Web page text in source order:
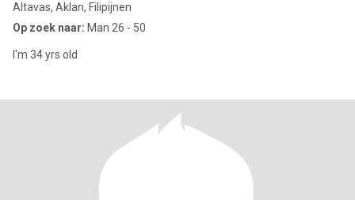
Altavas, Aklan, Filipijnen
Op zoek naar: Man 26 - 50
I'm 34 yrs old